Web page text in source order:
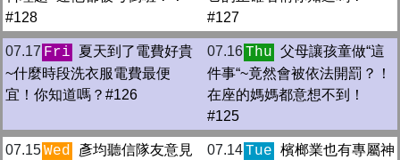
#128
#127
07.17 Fri
夏天到了電費好貴
~什麼時段洗衣服電費最便
宜！你知道嗎？#126
07.16Thu 父母讓孩童做“這
件事“~竟然會被依法開罰？！
在座的媽媽都意想不到！
#125
07.15Wed
彥均聽信隊友意見
07.14Tue 檳榔業也有專屬神